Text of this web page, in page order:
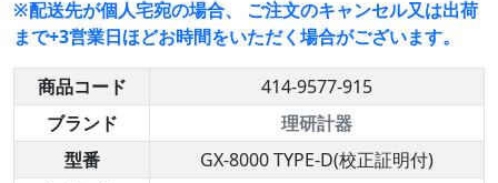
※配送先が個人宅宛の場合、 ご注文のキャンセル又は出荷
まで+3営業日ほどお時間をいただく場合がございます。
商品コード
414-9577-915
ブランド
理研計器
型番
GX-8000 TYPE-D(校正証明付)